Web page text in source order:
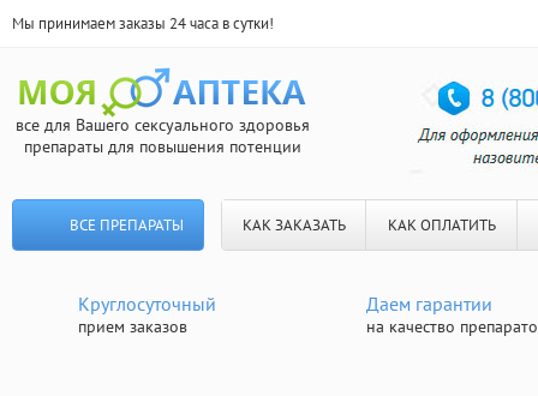
Мы принимаем заказы 24 часа в сутки!
все для Вашего сексуального здоровья
препараты для повышения потенции
ВСЕ ПРЕПАРАТЫ КАК ЗАКАЗАТЬ КАК ОПЛАТИТЬ
Круглосуточный
прием заказов
Даем гарантии
на качество